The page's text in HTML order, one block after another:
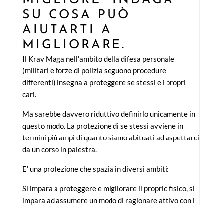
SU COSA PUÒ
AIUTARTI A
MIGLIORARE.
Il Krav Maga nell’ambito della difesa personale
(militari e forze di polizia seguono procedure
differenti) insegna a proteggere se stessi e i propri
cari.
Ma sarebbe davvero riduttivo definirlo unicamente in
questo modo. La protezione di se stessi avviene in
termini più ampi di quanto siamo abituati ad aspettarci
da un corso in palestra.
E’ una protezione che spazia in diversi ambiti:
Si impara a proteggere e migliorare il proprio fisico, si
impara ad assumere un modo di ragionare attivo con i